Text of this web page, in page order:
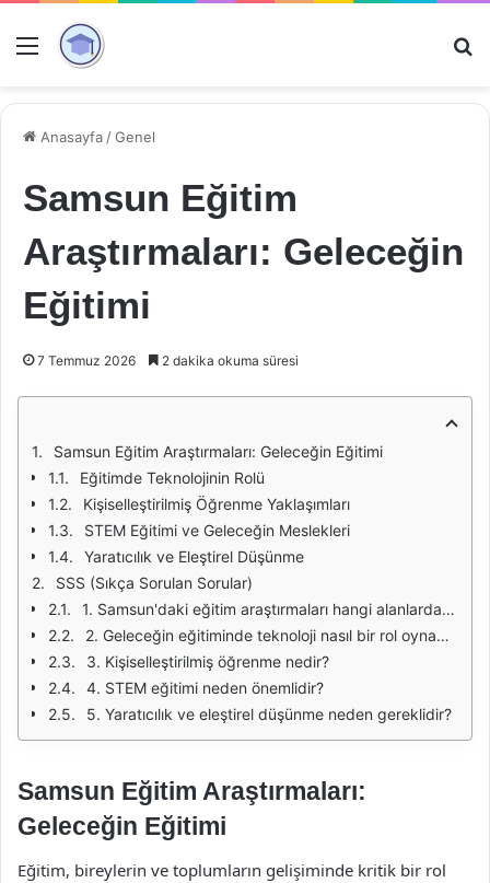
Menü
Anasayfa /Genel
Samsun Eğitim
Araştırmaları: Geleceğin
Eğitimi
7 Temmuz 2026 2 dakika okuma süresi
Samsun Eğitim Araştırmaları: Geleceğin Eğitimi
Eğitimde Teknolojinin Rolü
Kişiselleştirilmiş Öğrenme Yaklaşımları
STEM Eğitimi ve Geleceğin Meslekleri
Yaratıcılık ve Eleştirel Düşünme
SSS (Sıkça Sorulan Sorular)
1. Samsun'daki eğitim araştırmaları hangi alanlarda yoğunlaşmaktadır?
2. Geleceğin eğitiminde teknoloji nasıl bir rol oynamaktadır?
3. Kişiselleştirilmiş öğrenme nedir?
4. STEM eğitimi neden önemlidir?
5. Yaratıcılık ve eleştirel düşünme neden gereklidir?
Samsun Eğitim Araştırmaları:
Geleceğin Eğitimi
Eğitim, bireylerin ve toplumların gelişiminde kritik bir rol